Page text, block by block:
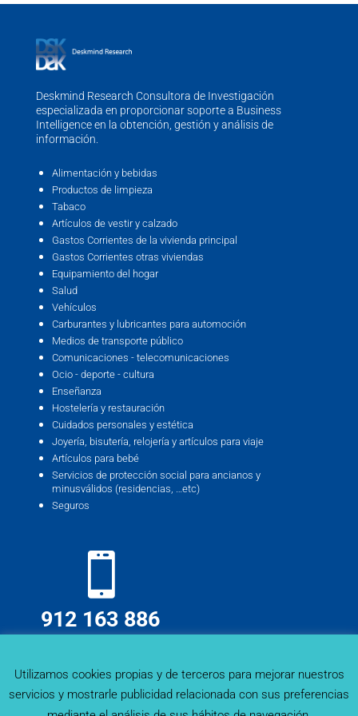
Deskmind Research Consultora de Investigación
especializada en proporcionar soporte a Business
Intelligence en la obtención, gestión y análisis de
información.
Alimentación y bebidas
Productos de limpieza
Tabaco
Artículos de vestir y calzado
Gastos Corrientes de la vivienda principal
Gastos Corrientes otras viviendas
Equipamiento del hogar
Salud
Vehículos
Carburantes y lubricantes para automoción
Medios de transporte público
Comunicaciones - telecomunicaciones
Ocio - deporte - cultura
Enseñanza
Hostelería y restauración
Cuidados personales y estética
Joyería, bisutería, relojería y artículos para viaje
Artículos para bebé
Servicios de protección social para ancianos y
minusválidos (residencias, …etc)
Seguros
912 163 886
Utilizamos cookies propias y de terceros para mejorar nuestros
servicios y mostrarle publicidad relacionada con sus preferencias